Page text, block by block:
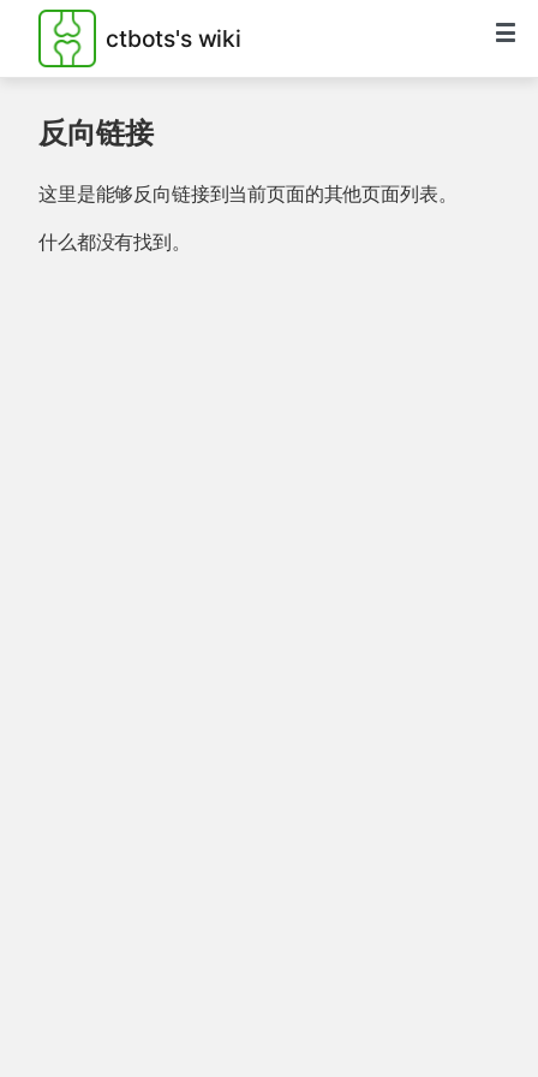
ctbots's wiki
反向链接
这里是能够反向链接到当前页面的其他页面列表。
什么都没有找到。